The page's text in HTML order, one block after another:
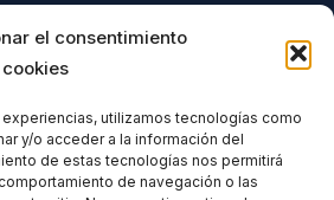
el consentimiento
utilizamos tecnologías como
y/o acceder a la información del
de estas tecnologías nos permitirá
de navegación o las
productos tienen
en su precio.